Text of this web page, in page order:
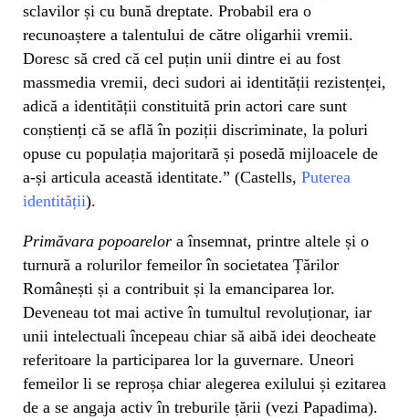
sclavilor și cu bună dreptate. Probabil era o
recunoaștere a talentului de către oligarhii vremii.
Doresc să cred că cel puțin unii dintre ei au fost
massmedia vremii, deci sudori ai identității rezistenței,
adică a identității constituită prin actori care sunt
conștienți că se află în poziții discriminate, la poluri
opuse cu populația majoritară și posedă mijloacele de
a-și articula această identitate.” (Castells, Puterea
identității).
Primăvara popoarelor a însemnat, printre altele și o
turnură a rolurilor femeilor în societatea Țărilor
Românești și a contribuit și la emanciparea lor.
Deveneau tot mai active în tumultul revoluționar, iar
unii intelectuali începeau chiar să aibă idei deocheate
referitoare la participarea lor la guvernare. Uneori
femeilor li se reproșa chiar alegerea exilului și ezitarea
de a se angaja activ în treburile țării (vezi Papadima).